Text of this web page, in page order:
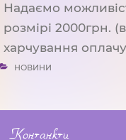
Надаємо
розмірі 2000грн.
харчування
КАТЕГОРІЇ
НОВИНИ
записів
Контанкти